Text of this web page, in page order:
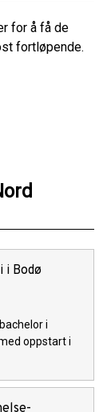
for å få de
fortløpende.
i Bodø
i
oppstart i